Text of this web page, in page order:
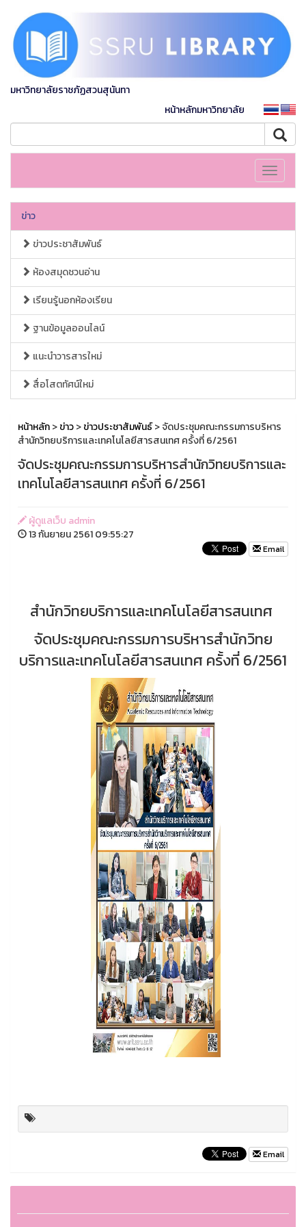
มหาวิทยาลัยราชภัฏสวนสุนันทา
หน้าหลักมหาวิทยาลัย
Toggle
ข่าว
ข่าวประชาสัมพันธ์
ห้องสมุดชวนอ่าน
เรียนรู้นอกห้องเรียน
ฐานข้อมูลออนไลน์
แนะนำวารสารใหม่
สื่อโสตทัศน์ใหม่
หน้าหลัก>ข่าว>ข่าวประชาสัมพันธ์> จัดประชุมคณะกรรมการบริหาร
สำนักวิทยบริการและเทคโนโลยีสารสนเทศ ครั้งที่ 6/2561
จัดประชุมคณะกรรมการบริหารสำนักวิทยบริการและ
เทคโนโลยีสารสนเทศ ครั้งที่ 6/2561
ผู้ดูแลเว็บ admin
13 กันยายน 2561 09:55:27
Email
สำนักวิทยบริการและเทคโนโลยีสารสนเทศ
จัดประชุมคณะกรรมการบริหารสำนักวิทย
บริการและเทคโนโลยีสารสนเทศ ครั้งที่ 6/2561
Email